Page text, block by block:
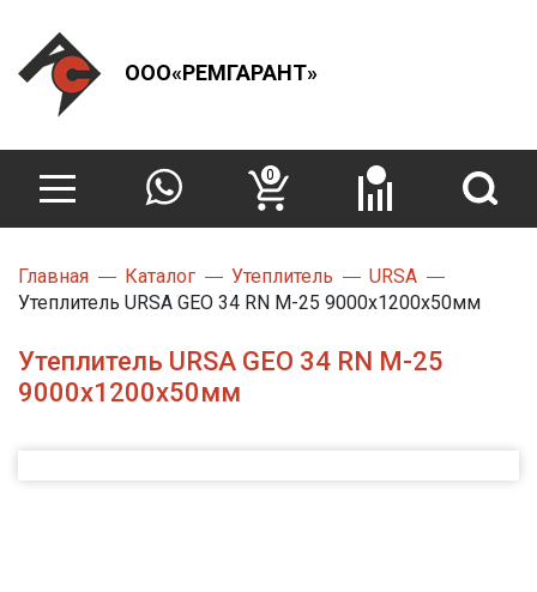
ООО«РЕМГАРАНТ»
0
Главная Каталог Утеплитель
URSA
Утеплитель URSA GEO 34 RN М-25 9000х1200х50мм
Утеплитель URSA GEO 34 RN М-25
9000х1200х50мм